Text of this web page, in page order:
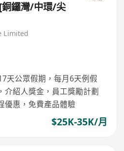
鑼灣/中環/尖
Limited
天公眾假期，每月6天例假
介紹人獎金，員工獎勵計劃
優惠，免費產品體驗
$25K-35K/月